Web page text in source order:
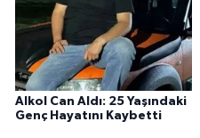
Alkol Can Aldı: 25 Yaşındaki
Genç Hayatını Kaybetti